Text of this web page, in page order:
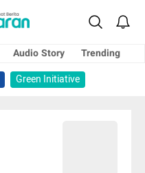
Audio Story
Trending
Green Initiative